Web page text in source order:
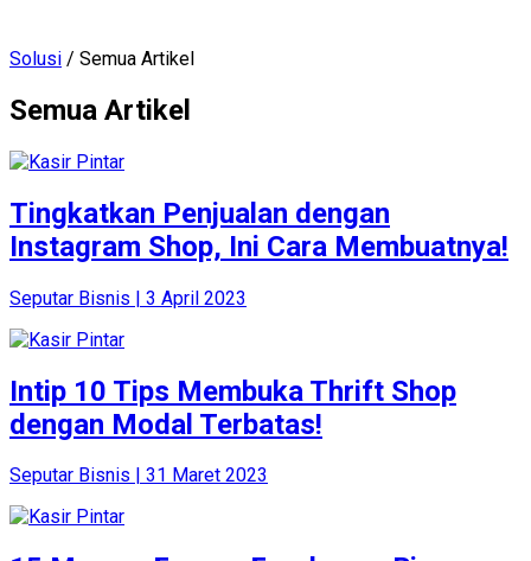
Solusi / Semua Artikel
Semua Artikel
Tingkatkan Penjualan dengan
Instagram Shop, Ini Cara Membuatnya!
Seputar Bisnis | 3 April 2023
Intip 10 Tips Membuka Thrift Shop
dengan Modal Terbatas!
Seputar Bisnis | 31 Maret 2023